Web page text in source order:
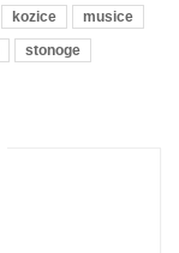
kozice
musice
stonoge